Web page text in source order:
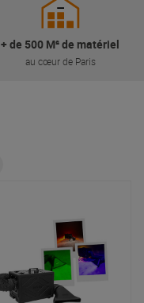
+ de 500 M² de matériel
au cœur de Paris